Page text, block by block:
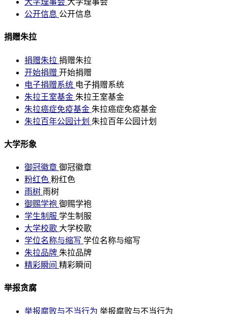
大学理事会 大学理事会
公开信息 公开信息
捐赠朱拉
捐赠朱拉 捐赠朱拉
开始捐赠 开始捐赠
电子捐赠系统 电子捐赠系统
朱拉王室基金 朱拉王室基金
朱拉癌症免疫基金 朱拉癌症免疫基金
朱拉百年公园计划 朱拉百年公园计划
大学形象
御冠徽章 御冠徽章
粉红色 粉红色
雨树 雨树
御赐学袍 御赐学袍
学生制服 学生制服
大学校歌 大学校歌
学位名称与缩写 学位名称与缩写
朱拉品牌 朱拉品牌
精彩瞬间 精彩瞬间
举报贪腐
举报腐败与不当行为 举报腐败与不当行为